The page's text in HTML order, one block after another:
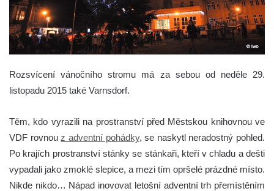
Rozsvícení vánočního stromu má za sebou od neděle 29.
listopadu 2015 také Varnsdorf.
Těm, kdo vyrazili na prostranství před Městskou knihovnou ve
VDF rovnouz adventní pohádky, se naskytl neradostný pohled.
Po krajích prostranství stánky se stánkaři, kteří v chladu a dešti
vypadali jako zmoklé slepice, a mezi tím opršelé prázdné místo.
Nikde nikdo… Nápad inovovat letošní adventní trh přemístěním